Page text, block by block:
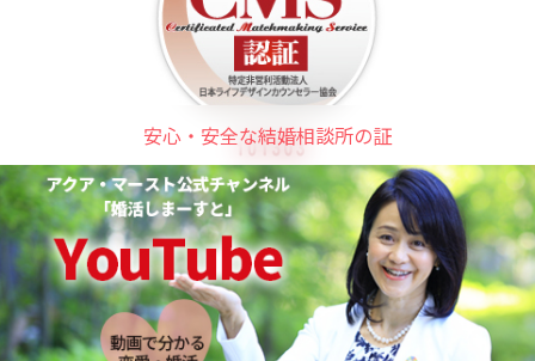
安心・安全な結婚相談所の証